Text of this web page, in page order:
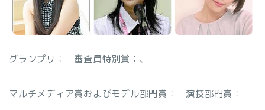
グランプリ： 審査員特別賞： 、
マルチメディア賞およびモデル部門賞： 演技部門賞：